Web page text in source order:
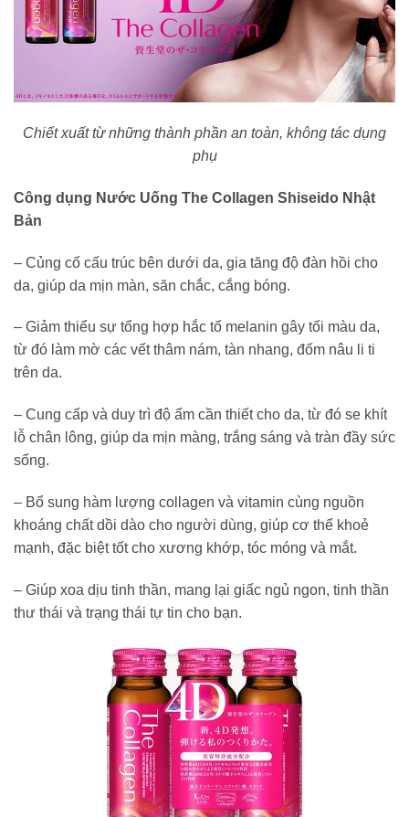
Chiết xuất từ những thành phần an toàn, không tác dụng
phụ
Công dụng Nước Uống The Collagen Shiseido Nhật
Bản
– Củng cố cấu trúc bên dưới da, gia tăng độ đàn hồi cho
da, giúp da mịn màn, săn chắc, cắng bóng.
– Giảm thiểu sự tổng hợp hắc tố melanin gây tối màu da,
từ đó làm mờ các vết thâm nám, tàn nhang, đốm nâu li ti
trên da.
– Cung cấp và duy trì độ ẩm cần thiết cho da, từ đó se khít
lỗ chân lông, giúp da mịn màng, trắng sáng và tràn đầy sức
sống.
– Bổ sung hàm lượng collagen và vitamin cùng nguồn
khoáng chất dồi dào cho người dùng, giúp cơ thể khoẻ
mạnh, đặc biệt tốt cho xương khớp, tóc móng và mắt.
– Giúp xoa dịu tinh thần, mang lại giấc ngủ ngon, tinh thần
thư thái và trạng thái tự tin cho bạn.